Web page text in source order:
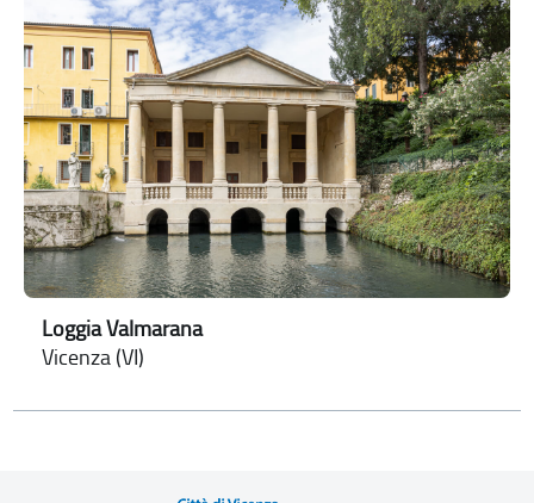
Loggia Valmarana
Vicenza (VI)